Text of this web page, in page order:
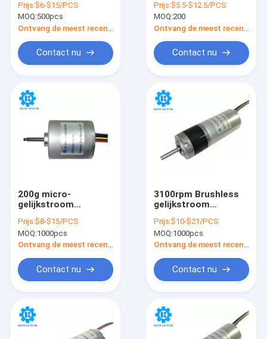
Producten
200 T/min met 36mm
Planetarische
Versnellingsbak
Prijs:$6-$15/PCS
MOQ:500pcs
Contact nu
de Planetarische
Toestel met Codeur
Prijs:$5.5-$12.5/PCS
MOQ:200
Contact nu
200g micro-
gelijkstroom
Motor van de
Magneetbldc van 9v
de Permanente
Prijs:$8-$15/PCS
MOQ:1000pcs
Ontvang de meest recente Prijs
Contact nu
3100rpm Brushless
gelijkstroom
24v, Bldc-
Toestelmotor 24v
6.1W
Prijs:$10-$21/PCS
MOQ:1000pcs
Ontvang de meest recente Prijs
Contact nu